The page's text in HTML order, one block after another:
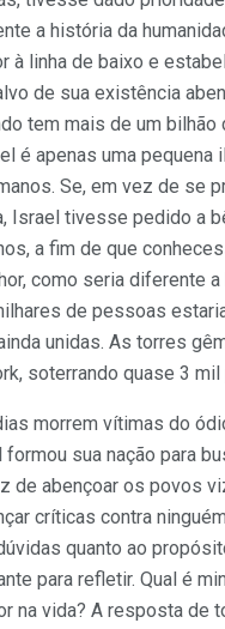
a história da
à linha de baixo e
de sua existência
tem mais de um bilhão
é apenas uma pequena
Se, em vez de se
Israel tivesse pedido a
a fim de que
como seria diferente
de pessoas
unidas. As torres
soterrando quase 3
morrem vítimas do
formou sua nação para
de abençoar os povos
críticas contra
quanto ao
para refletir. Qual é
na vida? A resposta de